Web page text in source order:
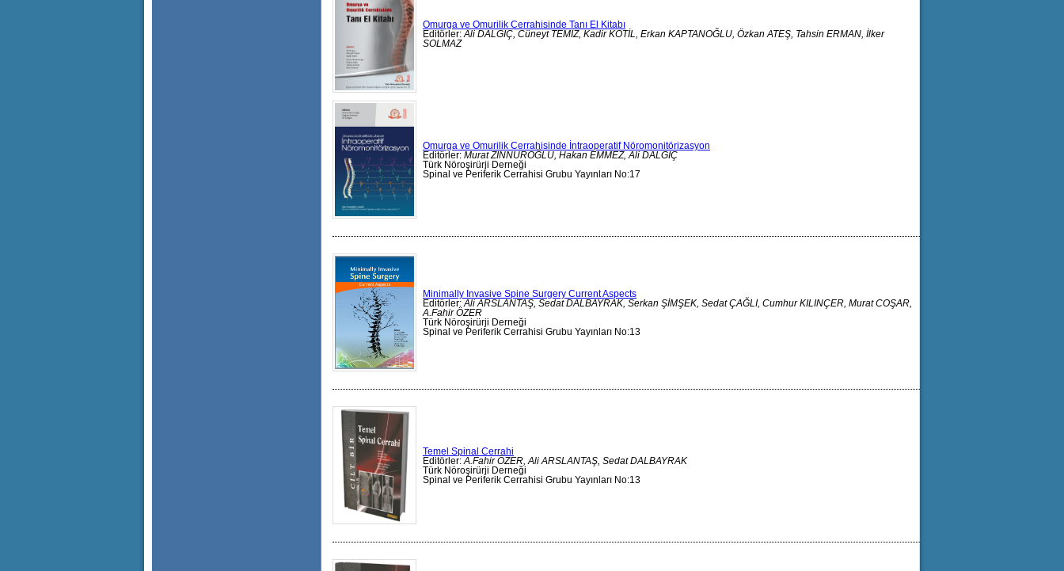
Omurga ve Omurilik Cerrahisinde Tanı El Kitabı
Editörler: Ali DALGIÇ, Cüneyt TEMİZ, Kadir KOTİL, Erkan KAPTANOĞLU, Özkan ATEŞ, Tahsin ERMAN, İlker
SOLMAZ
Omurga ve Omurilik Cerrahisinde İntraoperatif Nöromonitörizasyon
Editörler: Murat ZİNNUROĞLU, Hakan EMMEZ, Ali DALGIÇ
Türk Nöroşirürji Derneği
Spinal ve Periferik Cerrahisi Grubu Yayınları No:17
Minimally Invasive Spine Surgery Current Aspects
Editörler: Ali ARSLANTAŞ, Sedat DALBAYRAK, Serkan ŞİMŞEK, Sedat ÇAĞLI, Cumhur KILINÇER, Murat COŞAR,
A.Fahir ÖZER
Türk Nöroşirürji Derneği
Spinal ve Periferik Cerrahisi Grubu Yayınları No:13
Temel Spinal Cerrahi
Editörler: A.Fahir ÖZER, Ali ARSLANTAŞ, Sedat DALBAYRAK
Türk Nöroşirürji Derneği
Spinal ve Periferik Cerrahisi Grubu Yayınları No:13